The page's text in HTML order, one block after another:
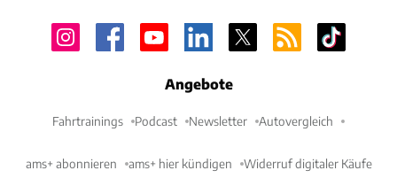
Angebote
Fahrtrainings Podcast Newsletter Autovergleich
ams+ abonnieren ams+ hier kündigen Widerruf digitaler Käufe